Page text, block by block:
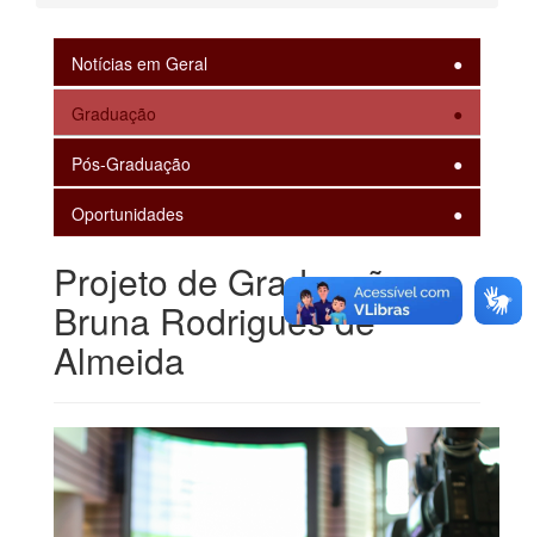
Notícias em Geral
Graduação
Pós-Graduação
Oportunidades
Projeto de Graduação -
Bruna Rodrigues de
Almeida